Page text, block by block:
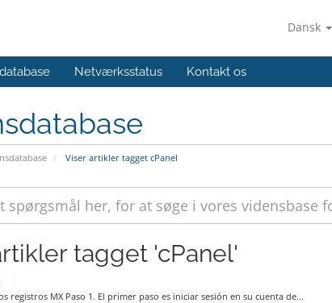
Dansk
Netværksstatus Kontakt os
Viser artikler tagget cPanel
tagget 'cPanel'
registros MX Paso 1. El primer paso es iniciar sesión en su cuenta de...